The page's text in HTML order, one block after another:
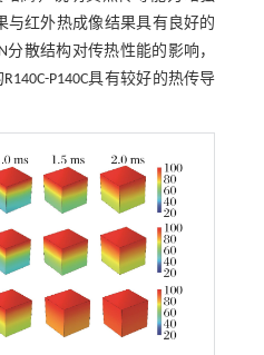
与红外热成像结果具有良好的
散结构对传热性能的影响，
P140C具有较好的热传导